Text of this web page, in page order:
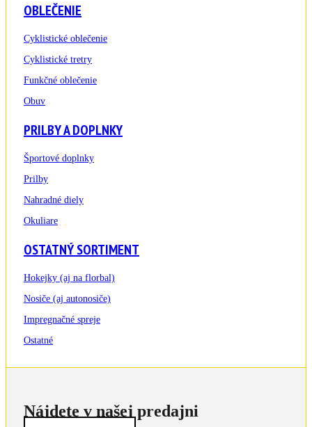
OBLEČENIE
Cyklistické oblečenie
Cyklistické tretry
Funkčné oblečenie
Obuv
PRILBY A DOPLNKY
Športové doplnky
Prilby
Nahradné diely
Okuliare
OSTATNÝ SORTIMENT
Hokejky (aj na florbal)
Nosiče (aj autonosiče)
Impregnačné spreje
Ostatné
Nájdete v našej predajni